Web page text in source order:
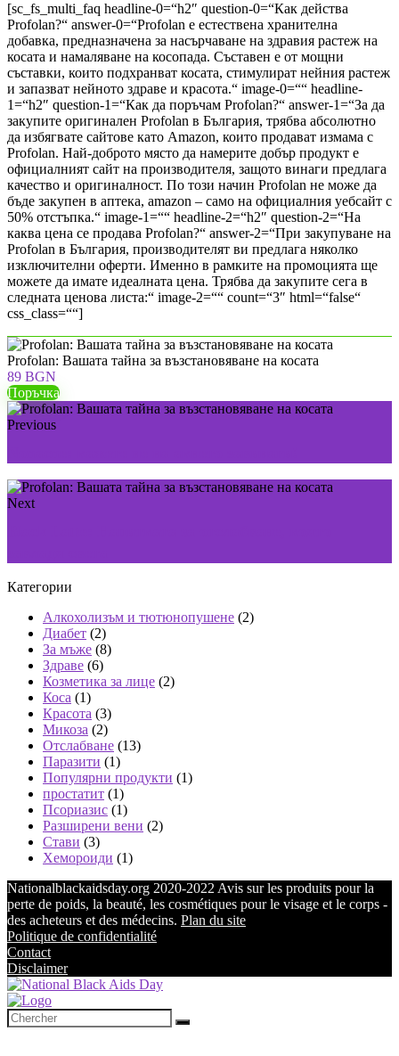
[sc_fs_multi_faq headline-0=“h2″ question-0=“Как действа
Profolan?“ answer-0=“Profolan е естествена хранителна
добавка, предназначена за насърчаване на здравия растеж на
косата и намаляване на косопада. Съставен е от мощни
съставки, които подхранват косата, стимулират нейния растеж
и запазват нейното здраве и красота.“ image-0=““ headline-
1=“h2″ question-1=“Как да поръчам Profolan?“ answer-1=“За да
закупите оригинален Profolan в България, трябва абсолютно
да избягвате сайтове като Amazon, които продават измама с
Profolan. Най-доброто място да намерите добър продукт е
официалният сайт на производителя, защото винаги предлага
качество и оригиналност. По този начин Profolan не може да
бъде закупен в аптека, amazon – само на официалния уебсайт с
50% отстъпка.“ image-1=““ headline-2=“h2″ question-2=“На
каква цена се продава Profolan?“ answer-2=“При закупуване на
Profolan в България, производителят ви предлага няколко
изключителни оферти. Именно в рамките на промоцията ще
можете да имате идеалната цена. Трябва да закупите сега в
следната ценова листа:“ image-2=““ count=“3″ html=“false“
css_class=““]
Profolan: Вашата тайна за възстановяване на косата
89 BGN
Поръчка
Previous
Next
Категории
Алкохолизъм и тютюнопушене (2)
Диабет (2)
За мъже (8)
Здраве (6)
Козметика за лице (2)
Коса (1)
Красота (3)
Микоза (2)
Отслабване (13)
Паразити (1)
Популярни продукти (1)
простатит (1)
Псориазис (1)
Разширени вени (2)
Стави (3)
Хемороиди (1)
Nationalblackaidsday.org 2020-2022 Avis sur les produits pour la
perte de poids, la beauté, les cosmétiques pour le visage et le corps -
des acheteurs et des médecins. Plan du site
Politique de confidentialité
Contact
Disclaimer